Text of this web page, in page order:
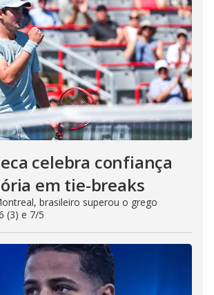
celebra confiança
em tie-breaks
brasileiro superou o grego
(3) e 7/5